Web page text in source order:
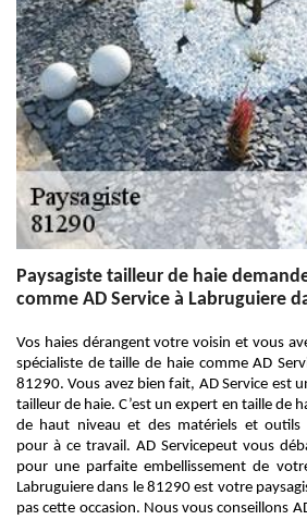
Paysagiste tailleur de haie
comme AD Service à Labruguiere
Vos haies dérangent votre voisin et vous
spécialiste de taille de haie comme AD
81290. Vous avez bien fait, AD Service est
tailleur de haie. C’est un expert en taille de
de haut niveau et des matériels et outils
pour à ce travail. AD Servicepeut vous
pour une parfaite embellissement de
Labruguiere dans le 81290 est votre
pas cette occasion. Nous vous conseillons